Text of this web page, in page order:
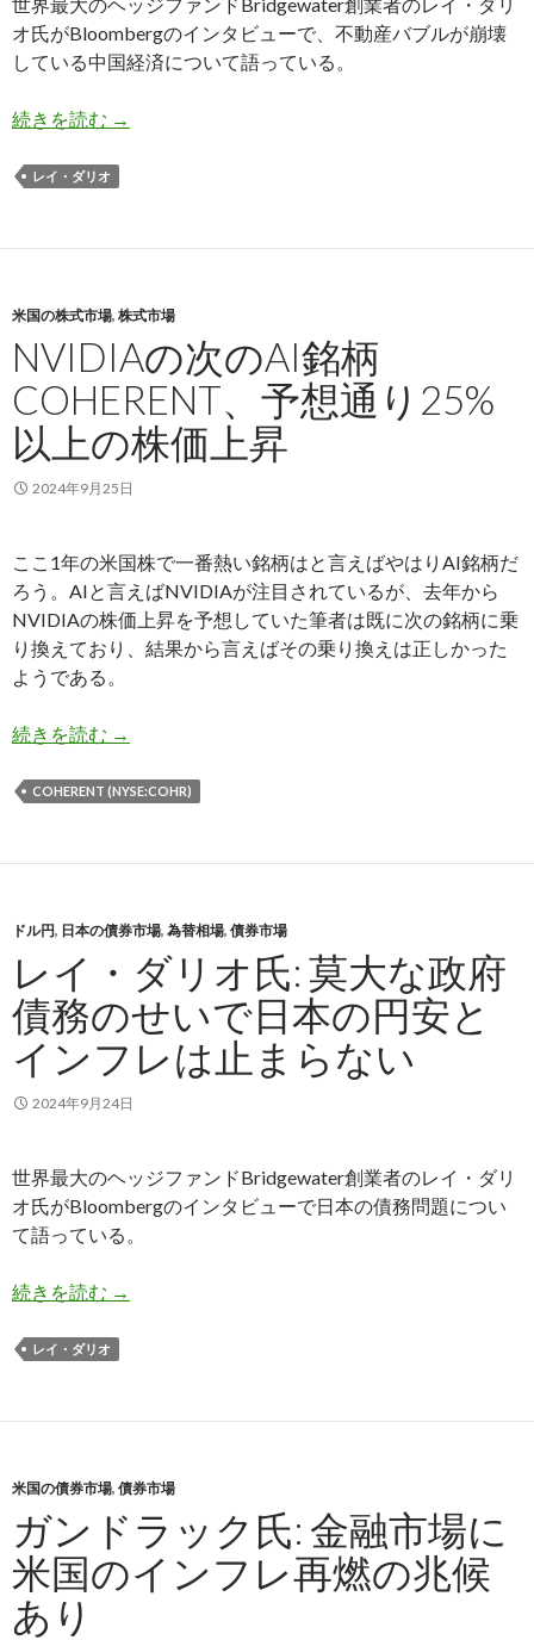
オ氏がBloombergのインタビューで、不動産バブルが崩壊
している中国経済について語っている。
続きを読む レイ・ダリオ氏: 中国の不動産バブル崩壊は日本
→
レイ・ダリオ
米国の株式市場, 株式市場
NVIDIAの次のAI銘柄
COHERENT、予想通り25%
以上の株価上昇
2024年9月25日
ここ1年の米国株で一番熱い銘柄はと言えばやはりAI銘柄だ
ろう。AIと言えばNVIDIAが注目されているが、去年から
NVIDIAの株価上昇を予想していた筆者は既に次の銘柄に乗
り換えており、結果から言えばその乗り換えは正しかった
ようである。
続きを読む NVIDIAの次のAI銘柄Coherent、予想通り25%以
→
COHERENT (NYSE:COHR)
ドル円, 日本の債券市場, 為替相場, 債券市場
レイ・ダリオ氏: 莫大な政府
債務のせいで日本の円安と
インフレは止まらない
2024年9月24日
世界最大のヘッジファンドBridgewater創業者のレイ・ダリ
オ氏がBloombergのインタビューで日本の債務問題につい
て語っている。
続きを読む レイ・ダリオ氏: 莫大な政府債務のせいで日本の
→
レイ・ダリオ
米国の債券市場, 債券市場
ガンドラック氏: 金融市場に
米国のインフレ再燃の兆候
あり